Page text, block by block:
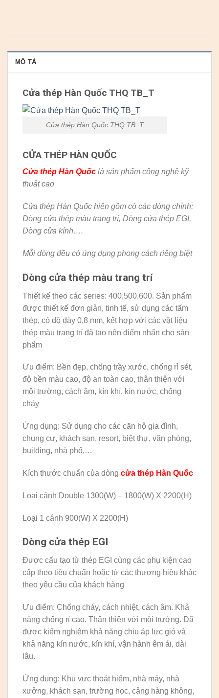
MÔ TẢ
Cửa thép Hàn Quốc THQ TB_T
Cửa thép Hàn Quốc THQ TB_T
CỬA THÉP HÀN QUỐC
Cửa thép Hàn Quốc là sản phẩm công nghệ kỹ
thuật cao
Cửa thép Hàn Quốc hiện gồm có các dòng chính:
Dòng cửa thép màu trang trí, Dòng cửa thép EGI,
Dòng cửa kính….
Mỗi dòng đều có ứng dụng phong cách riêng biệt
Dòng cửa thép màu trang trí
Thiết kế theo các series: 400,500,600. Sản phẩm
được thiết kế đơn giản, tinh tế, sử dụng các tấm
thép, có độ dày 0,8 mm, kết hợp với các vật liệu
thép màu trang trí đã tạo nên điểm nhấn cho sản
phẩm
Ưu điểm: Bền đẹp, chống trầy xước, chống rỉ sét,
độ bền màu cao, độ an toàn cao, thân thiện với
môi trường, cách âm, kín khí, kín nước, chống
cháy
Ứng dụng: Sử dụng cho các căn hộ gia đình,
chung cư, khách sạn, resort, biệt thự, văn phòng,
building, nhà phố,…
Kích thước chuẩn của dòng cửa thép Hàn Quốc
Loại cánh Double 1300(W) – 1800(W) X 2200(H)
Loại 1 cánh 900(W) X 2200(H)
Dòng cửa thép EGI
Được cấu tạo từ thép EGI cùng các phụ kiện cao
cấp theo tiêu chuẩn hoặc từ các thương hiệu khác
theo yêu cầu của khách hàng
Ưu điểm: Chống cháy, cách nhiệt, cách âm. Khả
năng chống rỉ cao. Thân thiện với môi trường. Đã
được kiểm nghiệm khả năng chịu áp lực gió và
khả năng kín nước, kín khí, vận hành êm ái, dài
lâu.
Ứng dụng: Khu vực thoát hiểm, nhà máy, nhà
xưởng, khách sạn, trường học, cảng hàng không,